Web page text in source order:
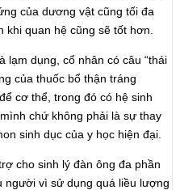
của dương vật cũng tối đa
quan hệ cũng sẽ tốt hơn.
lạm dụng, cổ nhân có câu “thái
của thuốc bổ thận tráng
cơ thể, trong đó có hệ sinh
chứ không phải là sự thay
sinh dục của y học hiện đại.
cho sinh lý đàn ông đa phần
người vì sử dụng quá liều lượng